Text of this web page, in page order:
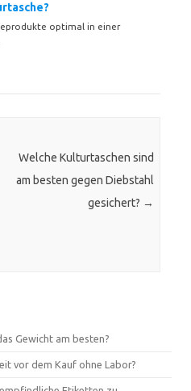
optimal in einer
Welche Kulturtaschen sind
am besten gegen Diebstahl
gesichert? →
Gewicht am besten?
vor dem Kauf ohne Labor?